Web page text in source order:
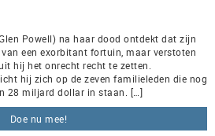
Powell) na haar dood ontdekt dat zijn
een exorbitant fortuin, maar verstoten
hij het onrecht recht te zetten.
hij zich op de zeven familieleden die nog
28 miljard dollar in staan. […]
Doe nu mee!